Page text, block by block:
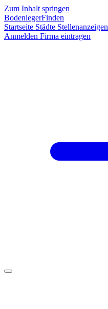
Zum Inhalt springen
BodenlegerFinden
Startseite Städte Stellenanzeigen
Anmelden Firma eintragen